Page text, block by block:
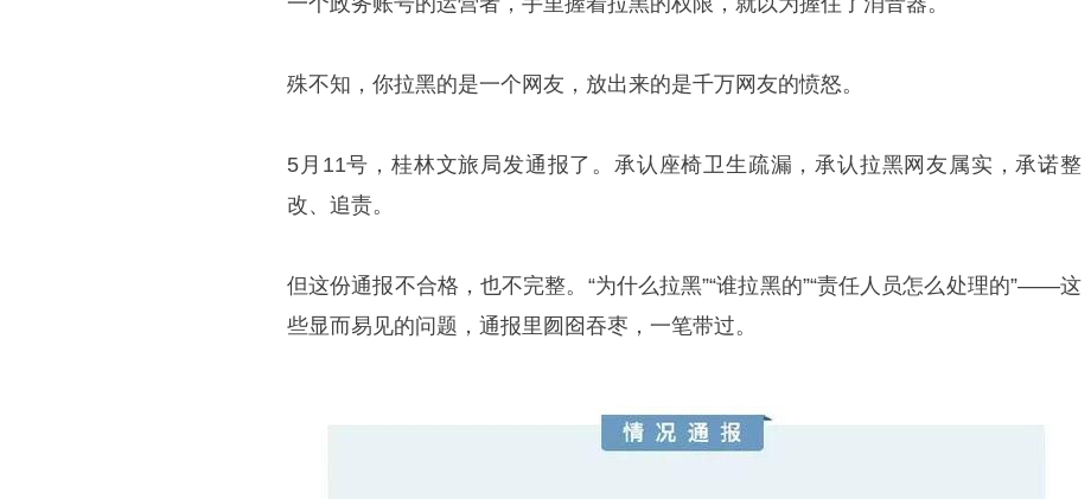
殊不知，你拉黑的是一个网友，放出来的是千万网友的愤怒。
5月11号，桂林文旅局发通报了。承认座椅卫生疏漏，承认拉黑网友属实，承诺整
改、追责。
但这份通报不合格，也不完整。“为什么拉黑”“谁拉黑的”“责任人员怎么处理的”——这
些显而易见的问题，通报里囫囵吞枣，一笔带过。